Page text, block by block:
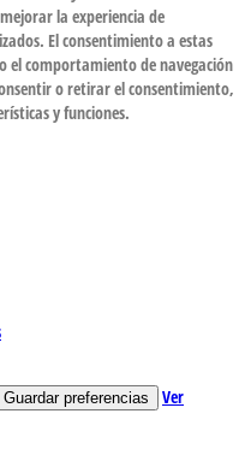
la experiencia de
El consentimiento a estas
el comportamiento de navegación
o retirar el consentimiento,
y funciones.
Guardar preferencias
Ver